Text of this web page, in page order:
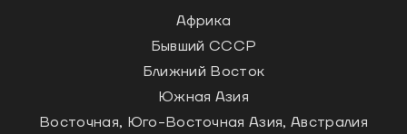
Африка
Бывший СССР
Ближний Восток
Южная Азия
Восточная, Юго-Восточная Азия, Австралия